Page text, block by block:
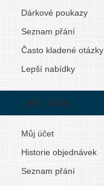
Dárkové poukazy
Seznam přání
Často kladené otázky
Lepší nabídky
Můj účet
Můj účet
Historie objednávek
Seznam přání